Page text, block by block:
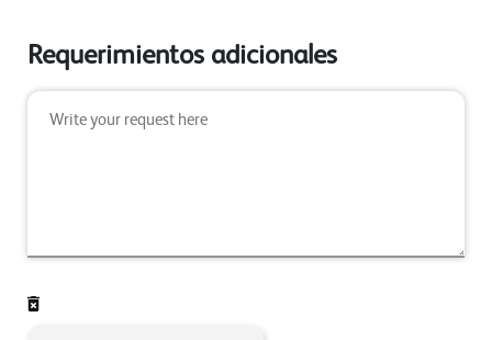
Requerimientos adicionales